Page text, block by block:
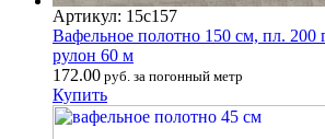
Артикул: 15с157
Вафельное полотно 150 см, пл. 200
рулон 60 м
172.00 руб. за погонный метр
Купить